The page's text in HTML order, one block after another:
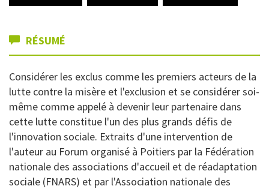
RÉSUMÉ
Considérer les exclus comme les premiers acteurs de la
lutte contre la misère et l'exclusion et se considérer soi-
même comme appelé à devenir leur partenaire dans
cette lutte constitue l'un des plus grands défis de
l'innovation sociale. Extraits d'une intervention de
l'auteur au Forum organisé à Poitiers par la Fédération
nationale des associations d'accueil et de réadaptation
sociale (FNARS) et par l'Association nationale des